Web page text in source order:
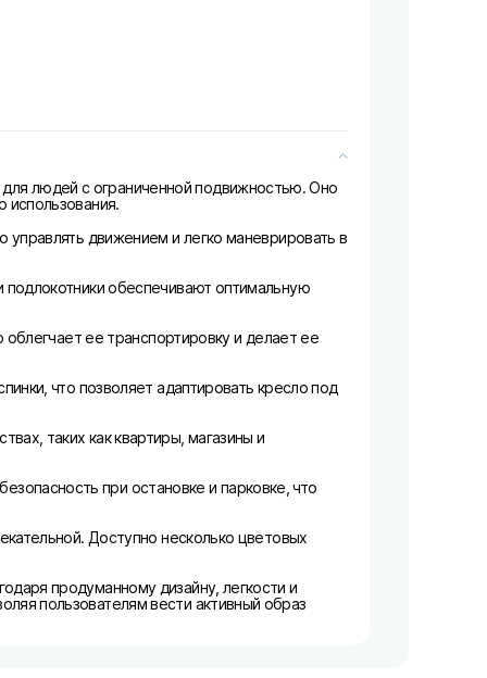
людей с ограниченной подвижностью. Оно
использования.
движением и легко маневрировать в
подлокотники обеспечивают оптимальную
облегчает ее транспортировку и делает ее
что позволяет адаптировать кресло под
таких как квартиры, магазины и
при остановке и парковке, что
Доступно несколько цветовых
продуманному дизайну, легкости и
пользователям вести активный образ